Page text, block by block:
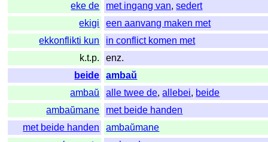
eke de
met ingang van,sedert
ekigi
een aanvang maken met
ekkonflikti kun
in conflict komen met
k.t.p.
enz.
beide
ambaŭ
ambaŭ
alle twee de,allebei, beide
ambaŭmane
met beide handen
met beide handen
ambaŭmane